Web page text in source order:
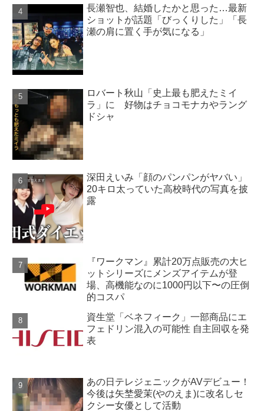
長瀬智也、結婚したかと思った…最新
ショットが話題「びっくりした」「長
瀬の肩に置く手が気になる」
ロバート秋山「史上最も肥えたミイ
ラ」に 好物はチョコモナカやラング
ドシャ
深田えいみ「顔のパンパンがヤバい」
20キロ太っていた高校時代の写真を披
露
『ワークマン』累計20万点販売の大ヒ
ットシリーズにメンズアイテムが登
場、高機能なのに1000円以下〜の圧倒
的コスパ
資生堂「ベネフィーク」一部商品にエ
フェドリン混入の可能性 自主回収を発
表
あの日テレジェニックがAVデビュー！
今後は矢埜愛茉(やのえま)に改名しセ
クシー女優として活動